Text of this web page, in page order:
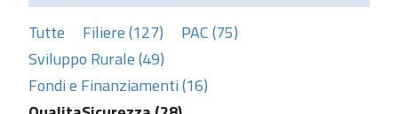
Tutte Filiere (127)
PAC (75)
Sviluppo Rurale (49)
Fondi e Finanziamenti (16)